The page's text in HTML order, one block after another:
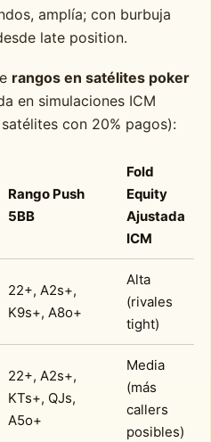
amplía; con burbuja
late position.
rangos en satélites poker
en simulaciones ICM
con 20% pagos):
Rango Push
5BB
Fold
Equity
Ajustada
ICM
22+, A2s+,
K9s+, A8o+
Alta
(rivales
tight)
22+, A2s+,
KTs+, QJs,
A5o+
Media
(más
callers
posibles)